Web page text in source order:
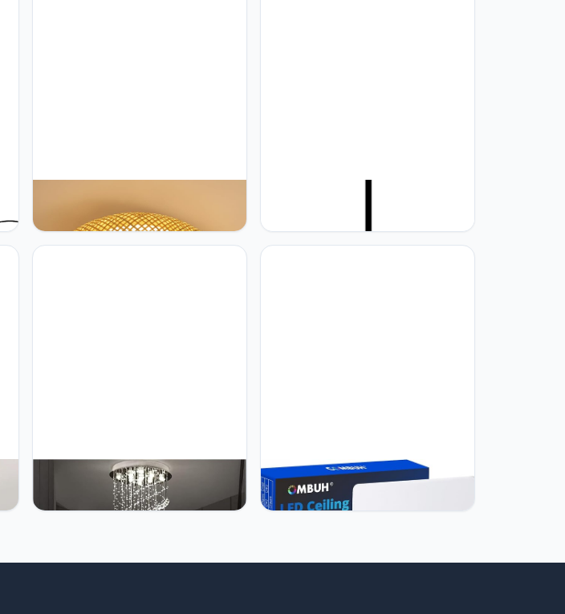
Afstandsbediening - Handgeweven
Natuurlijke Retro Bamboe Rotan,
40W Rond, Voor Slaapkamer
Plafondlamp Hangende Lamp(14cm)
Hertl Hertl LED Moderne Khandelier
Lamp, Moderne K9 Grote LED
Spiraal Living Room Crystal
Combuh Combuh Plafondlamp LED
48W 4320Lm Moderne Plafond Licht
voor Woonkamer Slaapkamer